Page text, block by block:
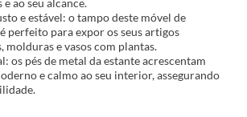
e estável: o tampo deste móvel de
perfeito para expor os seus artigos
molduras e vasos com plantas.
os pés de metal da estante acrescentam
e calmo ao seu interior, assegurando